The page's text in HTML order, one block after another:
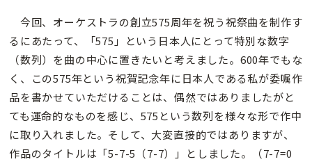
今回、オーケストラの創立575周年を祝う祝祭曲を制作す
るにあたって、「575」という日本人にとって特別な数字
（数列）を曲の中心に置きたいと考えました。600年でもな
く、この575年という祝賀記念年に日本人である私が委嘱作
品を書かせていただけることは、偶然ではありましたがと
ても運命的なものを感じ、575という数列を様々な形で作中
に取り入れました。そして、大変直接的ではありますが、
作品のタイトルは「5-7-5（7-7）」としました。（7-7=0